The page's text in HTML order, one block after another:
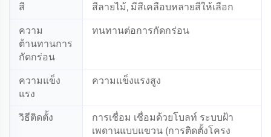
สี สีลายไม้, มีสีเคลือบหลายสีให้เลือก
ความ
ต้านทานการ
กัดกร่อน
ทนทานต่อการกัดกร่อน
ความแข็ง
แรง
ความแข็งแรงสูง
วิธีติดตั้ง
การเชื่อม เชื่อมด้วยโบลท์ ระบบฝ้า
เพดานแบบแขวน (การติดตั้งโครง